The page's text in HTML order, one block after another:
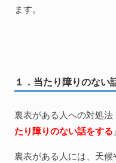
ます。
１．当たり障りのない
裏表がある人への対処
たり障りのない話をする
裏表がある人には、天